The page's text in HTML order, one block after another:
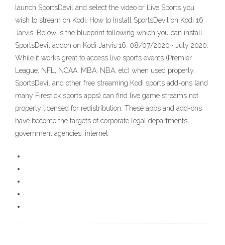
launch SportsDevil and select the video or Live Sports you
wish to stream on Kodi. How to Install SportsDevil on Kodi 16
Jarvis. Below is the blueprint following which you can install
SportsDevil addon on Kodi Jarvis 16. 08/07/2020 · July 2020:
While it works great to access live sports events (Premier
League, NFL, NCAA, MBA, NBA, etc) when used properly,
SportsDevil and other free streaming Kodi sports add-ons (and
many Firestick sports apps) can find live game streams not
properly licensed for redistribution. These apps and add-ons
have become the targets of corporate legal departments,
government agencies, internet